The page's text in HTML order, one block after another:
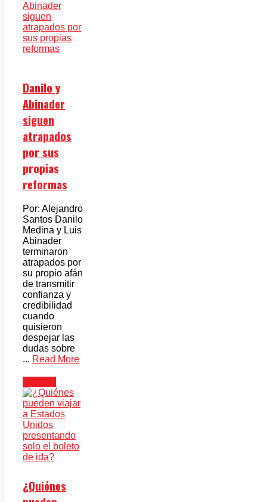
Danilo y
Abinader
siguen
atrapados
por sus
propias
reformas
Por: Alejandro
Santos Danilo
Medina y Luis
Abinader
terminaron
atrapados por
su propio afán
de transmitir
confianza y
credibilidad
cuando
quisieron
despejar las
dudas sobre
... Read More
¿Quiénes